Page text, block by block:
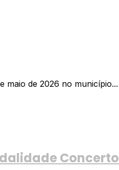
maio de 2026 no município...
Concerto